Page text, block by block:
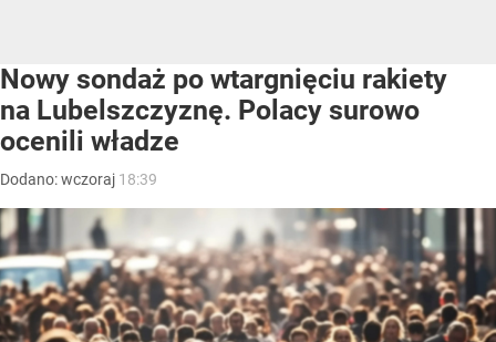
Nowy sondaż po wtargnięciu rakiety
na Lubelszczyznę. Polacy surowo
ocenili władze
Dodano:wczoraj 18:39